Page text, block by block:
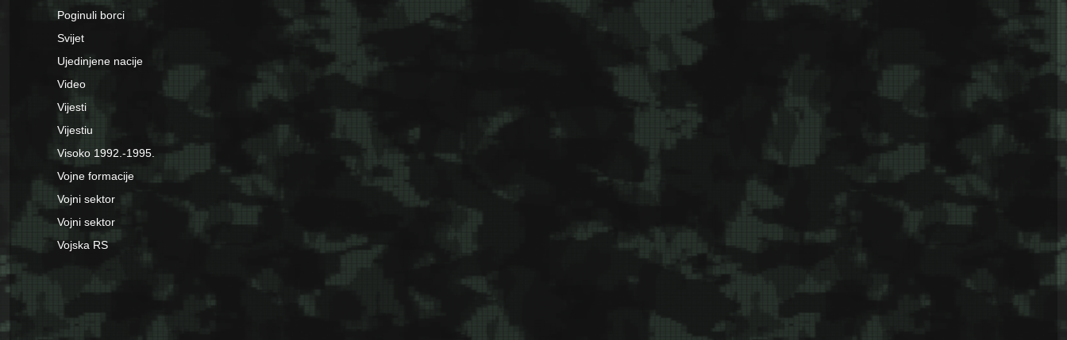
Poginuli borci
Svijet
Ujedinjene nacije
Video
Vijesti
Vijestiu
Visoko 1992.-1995.
Vojne formacije
Vojni sektor
Vojni sektor
Vojska RS